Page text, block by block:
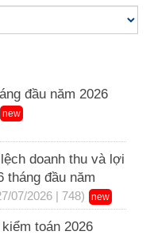
đầu năm 2026
new
doanh thu và lợi
tháng đầu năm
07/2026 | 748) new
toán 2026